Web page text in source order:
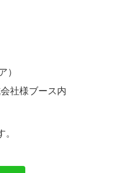
）
様ブース内